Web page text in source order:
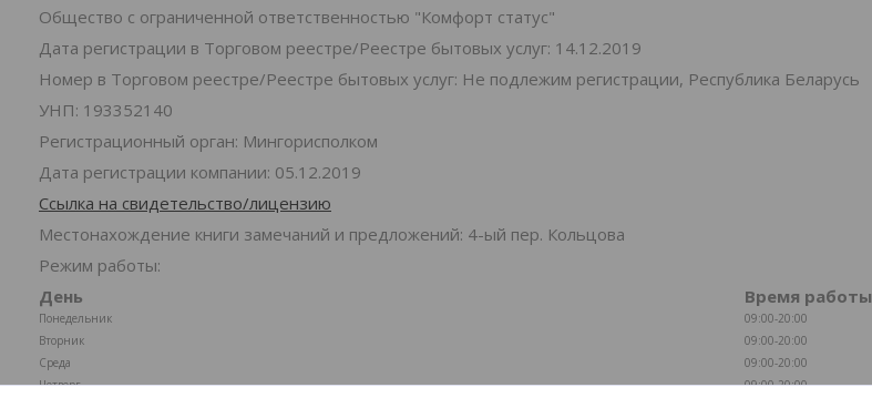
Общество с ограниченной ответственностью "Комфорт статус"
Дата регистрации в Торговом реестре/Реестре бытовых услуг: 14.12.2019
Номер в Торговом реестре/Реестре бытовых услуг: Не подлежим регистрации, Республика Беларусь
УНП: 193352140
Регистрационный орган: Мингорисполком
Дата регистрации компании: 05.12.2019
Ссылка на свидетельство/лицензию
Местонахождение книги замечаний и предложений: 4-ый пер. Кольцова
Режим работы:
День
Время работы
Понедельник
09:00-20:00
Вторник
09:00-20:00
Среда
09:00-20:00
Четверг
09:00-20:00